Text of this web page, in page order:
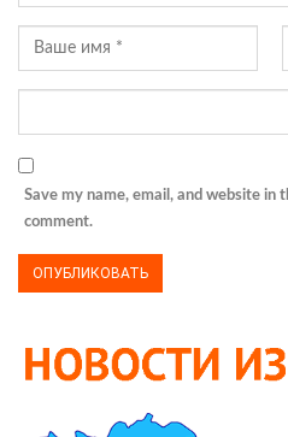
Save my name, email, and website in
comment.